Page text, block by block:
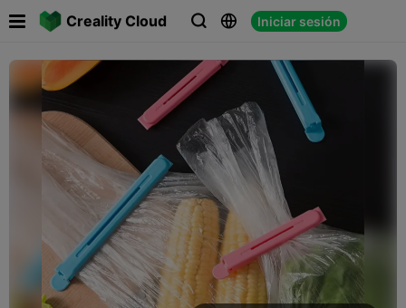
Creality Cloud   Iniciar sesión
 